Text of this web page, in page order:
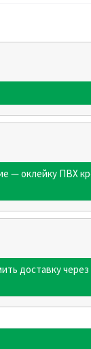
— оклейку ПВХ
доставку